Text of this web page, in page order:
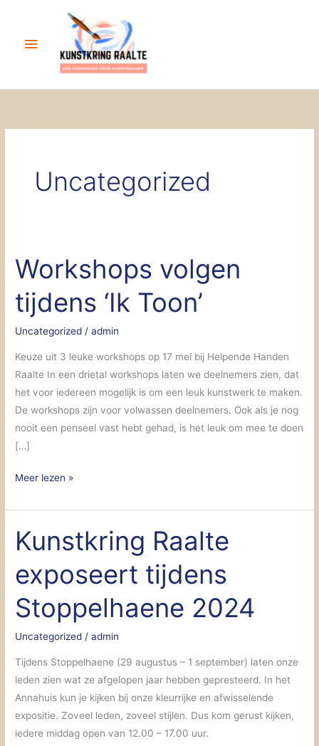
Hoofdmenu
Uncategorized
Workshops volgen
tijdens ‘Ik Toon’
Uncategorized /admin
Keuze uit 3 leuke workshops op 17 mei bij Helpende Handen
Raalte In een drietal workshops laten we deelnemers zien, dat
het voor iedereen mogelijk is om een leuk kunstwerk te maken.
De workshops zijn voor volwassen deelnemers. Ook als je nog
nooit een penseel vast hebt gehad, is het leuk om mee te doen
[…]
Workshops
volgen
tijdens
‘Ik
Toon’
Meer lezen »
Kunstkring Raalte
exposeert tijdens
Stoppelhaene 2024
Uncategorized /admin
Tijdens Stoppelhaene (29 augustus – 1 september) laten onze
leden zien wat ze afgelopen jaar hebben gepresteerd. In het
Annahuis kun je kijken bij onze kleurrijke en afwisselende
expositie. Zoveel leden, zoveel stijlen. Dus kom gerust kijken,
iedere middag open van 12.00 – 17.00 uur.
Kunstkring
Raalte
exposeert
tijdens
Stoppelhaene
2024